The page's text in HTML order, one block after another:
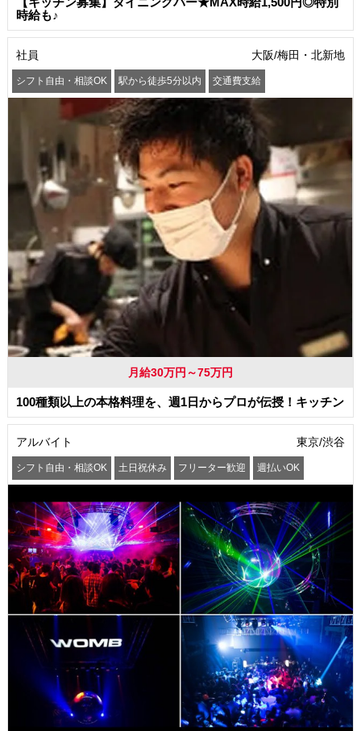
時給も♪
社員 大阪/梅田・北新地
シフト自由・相談OK 駅から徒歩5分以内 交通費支給
月給30万円～75万円
100種類以上の本格料理を、週1日からプロが伝授！キッチン
アルバイト 東京/渋谷
シフト自由・相談OK 土日祝休み フリーター歓迎 週払いOK